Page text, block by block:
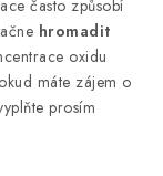
často způsobí
hromadit
oxidu
máte zájem o
prosím